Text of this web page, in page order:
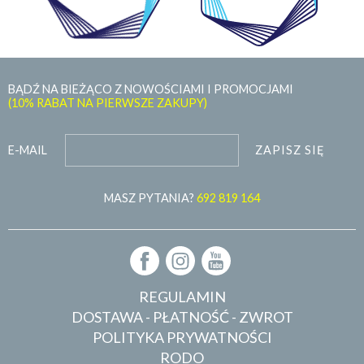
BĄDŹ NA BIEŻĄCO Z NOWOŚCIAMI I PROMOCJAMI
(10% RABAT NA PIERWSZE ZAKUPY)
E-MAIL ZAPISZ SIĘ
MASZ PYTANIA? 692 819 164
REGULAMIN
DOSTAWA - PŁATNOŚĆ - ZWROT
POLITYKA PRYWATNOŚCI
RODO